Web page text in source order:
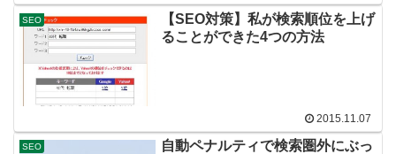
SEO
【SEO対策】私が検索順位を上げ
ることができた4つの方法
2015.11.07
SEO
自動ペナルティで検索圏外にぶっ